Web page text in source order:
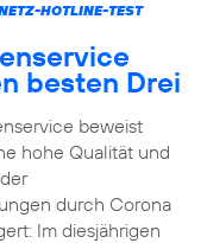
HOTLINE-TEST
besten Drei
beweist
hohe Qualität und
durch Corona
Im diesjährigen